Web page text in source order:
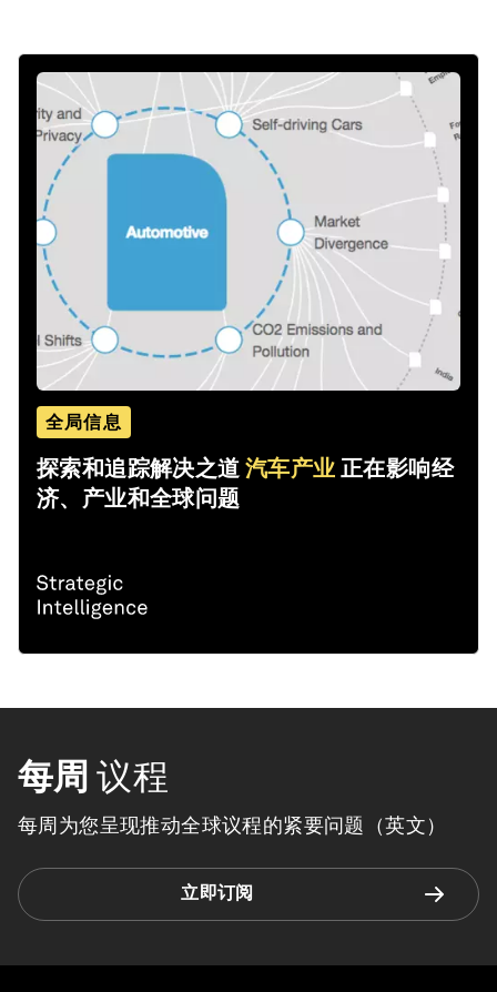
全局信息
探索和追踪解决之道 汽车产业 正在影响经
济、产业和全球问题
每周 议程
每周为您呈现推动全球议程的紧要问题（英文）
立即订阅